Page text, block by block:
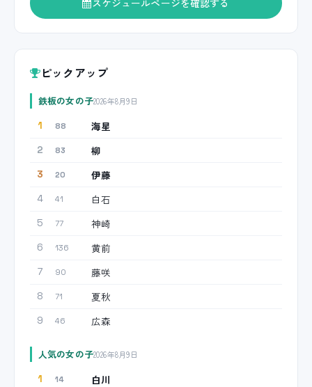
スケジュールページを確認する
ピックアップ
鉄板の女の子2026年8月9日
1 88 海星
2 83 柳
3 20 伊藤
4 41 白石
5 77 神崎
6 136 黄前
7 90 藤咲
8 71 夏秋
9 46 広森
人気の女の子2026年8月9日
1 14 白川